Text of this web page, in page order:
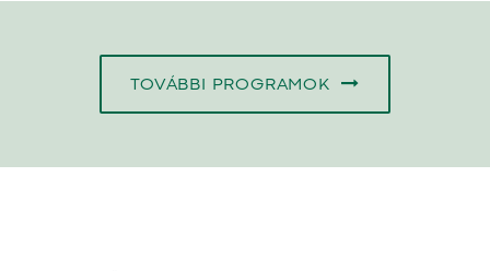
TOVÁBBI PROGRAMOK